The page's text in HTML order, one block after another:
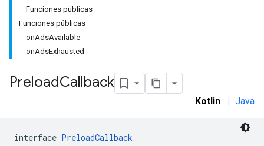
Funciones públicas
Funciones públicas
onAdsAvailable
onAdsExhausted
PreloadCallback
Kotlin | Java
interface PreloadCallback